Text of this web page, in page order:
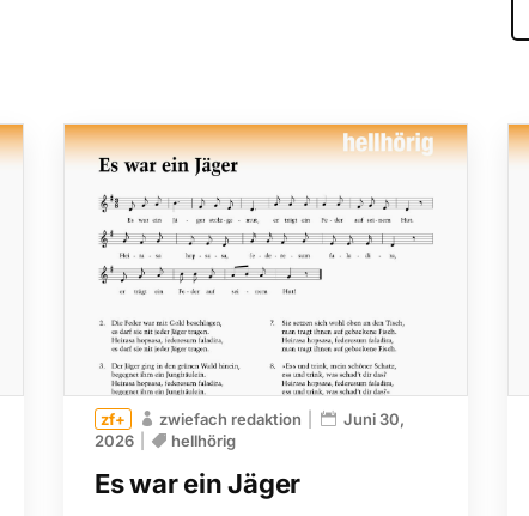
Es war ein Jäger
zwiefach redaktion
Juni 30,
2026
hellhörig